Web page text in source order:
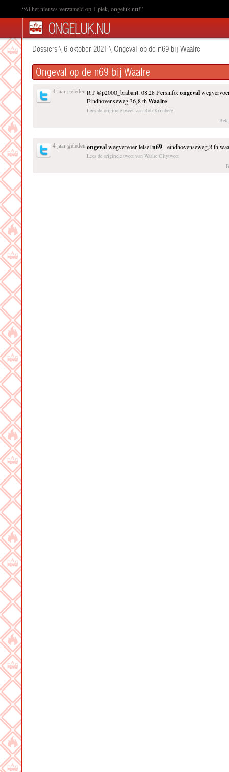
“Al het nieuws verzameld op 1 plek, ongeluk.nu!”
Dossiers\ 6 oktober 2021 \ Ongeval op de n69 bij Waalre
Ongeval op de n69 bij Waalre
4 jaar geleden RT @p2000_brabant: 08:28 Persinfo:ongeval
Eindhovenseweg 36,8 thWaalre
Lees de originele tweet van Rob Krijnberg
4 jaar geleden ongevalwegvervoer letseln69- eindhovenseweg,8 th
Lees de originele tweet van Waalre Citytweet